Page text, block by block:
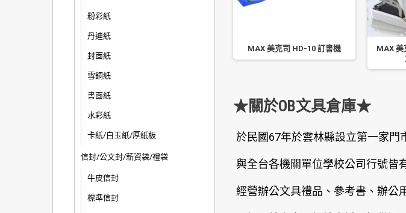
粉彩紙
丹迪紙
封面紙
雪銅紙
書面紙
水彩紙
卡紙/白玉紙/厚紙板
信封/公文封/薪資袋/禮袋
牛皮信封
標準信封
MAX 美克司 HD-10 訂書機
MAX 美
★關於OB文具倉庫★
於民國67年於雲林縣設立第一家門
與全台各機關單位學校公司行號皆
經營辦公文具禮品、參考書、辦公